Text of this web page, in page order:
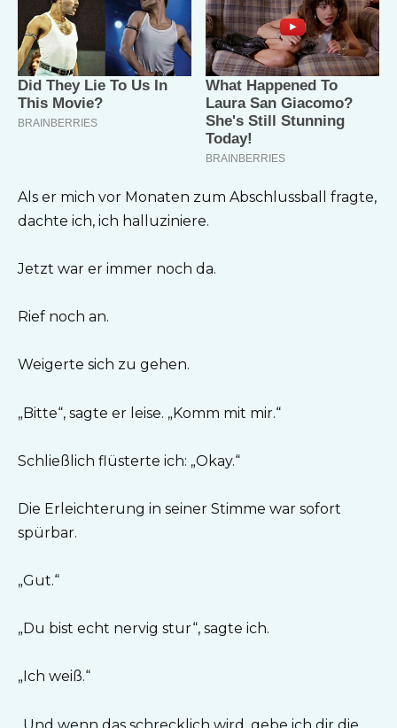
Als er mich vor Monaten zum Abschlussball fragte,
dachte ich, ich halluziniere.
Jetzt war er immer noch da.
Rief noch an.
Weigerte sich zu gehen.
„Bitte“, sagte er leise. „Komm mit mir.“
Schließlich flüsterte ich: „Okay.“
Die Erleichterung in seiner Stimme war sofort
spürbar.
„Gut.“
„Du bist echt nervig stur“, sagte ich.
„Ich weiß.“
„Und wenn das schrecklich wird, gebe ich dir die